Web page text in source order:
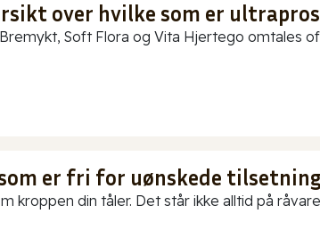
over hvilke som er
Soft Flora og Vita Hjertego omtales
er fri for uønskede
kroppen din tåler. Det står ikke alltid på